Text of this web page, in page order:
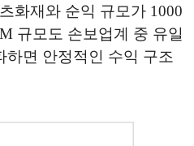
화재와 순익 규모가 1000
규모도 손보업계 중 유일
하면 안정적인 수익 구조